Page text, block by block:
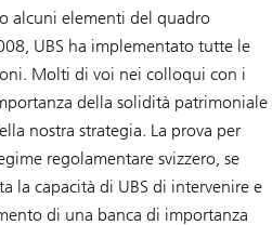
alcuni elementi del quadro
UBS ha implementato tutte le
Molti di voi nei colloqui con i
della solidità patrimoniale
nostra strategia. La prova per
regolamentare svizzero, se
la capacità di UBS di intervenire e
di una banca di importanza